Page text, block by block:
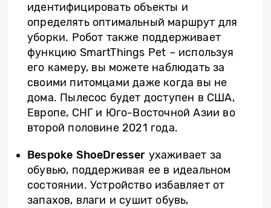
идентифицировать объекты и
определять оптимальный маршрут для
уборки. Робот также поддерживает
функцию SmartThings Pet – используя
его камеру, вы можете наблюдать за
своими питомцами даже когда вы не
дома. Пылесос будет доступен в США,
Европе, СНГ и Юго-Восточной Азии во
второй половине 2021 года.
Bespoke ShoeDresser ухаживает за
обувью, поддерживая ее в идеальном
состоянии. Устройство избавляет от
запахов, влаги и сушит обувь,